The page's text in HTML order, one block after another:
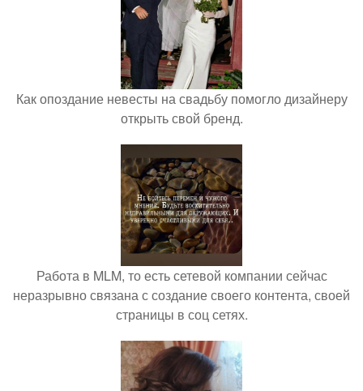
Как опоздание невесты на свадьбу помогло дизайнеру
открыть свой бренд.
Работа в MLM, то есть сетевой компании сейчас
неразрывно связана с создание своего контента, своей
страницы в соц сетях.